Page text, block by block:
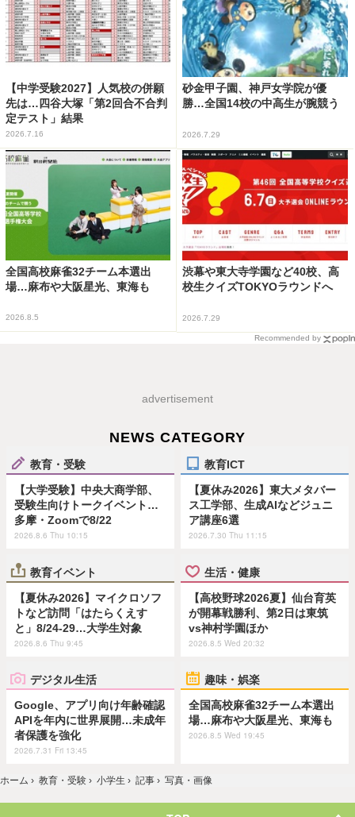
【中学受験2027】人気校の併願
先は…四谷大塚「第2回合不合判
定テスト」結果
2026.7.16
砂金甲子園、神戸女学院が優
勝…全国14校の中高生が腕競う
2026.7.29
全国高校麻雀32チーム本選出
場…麻布や大阪星光、東海も
2026.8.5
渋幕や東大寺学園など40校、高
校生クイズTOKYOラウンドへ
2026.7.29
Recommended by
advertisement
NEWS CATEGORY
教育・受験
【大学受験】中央大商学部、
受験生向けトークイベント…
多摩・Zoomで8/22
2026.8.6 Thu 10:15
教育ICT
【夏休み2026】東大メタバー
ス工学部、生成AIなどジュニ
ア講座6選
2026.7.30 Thu 11:15
教育イベント
【夏休み2026】マイクロソフ
トなど訪問「はたらくえす
と」8/24-29…大学生対象
2026.8.6 Thu 9:45
生活・健康
【高校野球2026夏】仙台育英
が開幕戦勝利、第2日は東筑
vs神村学園ほか
2026.8.5 Wed 20:32
デジタル生活
Google、アプリ向け年齢確認
APIを年内に世界展開…未成年
者保護を強化
2026.7.31 Fri 13:45
趣味・娯楽
全国高校麻雀32チーム本選出
場…麻布や大阪星光、東海も
2026.8.5 Wed 19:45
ホーム › 教育・受験 › 小学生 › 記事 › 写真・画像